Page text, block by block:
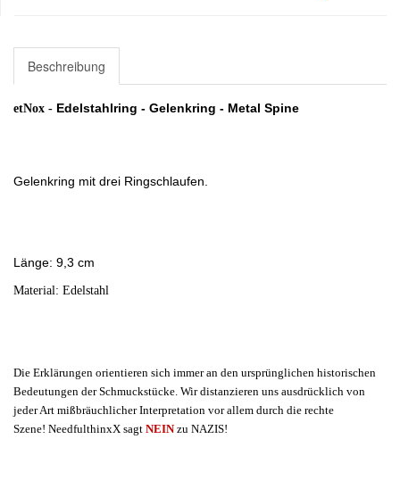
Beschreibung
etNox - Edelstahlring - Gelenkring - Metal Spine
Gelenkring mit drei Ringschlaufen.
Länge: 9,3 cm
Material: Edelstahl
Die Erklärungen orientieren sich immer an den ursprünglichen historischen
Bedeutungen der Schmuckstücke. Wir distanzieren uns ausdrücklich von
jeder Art mißbräuchlicher Interpretation vor allem durch die rechte
Szene! NeedfulthinxX sagt NEINzu NAZIS!